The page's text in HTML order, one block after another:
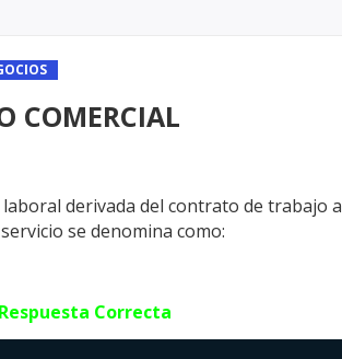
COMERCIAL
laboral derivada del contrato de trabajo
se denomina como:
Respuesta Correcta